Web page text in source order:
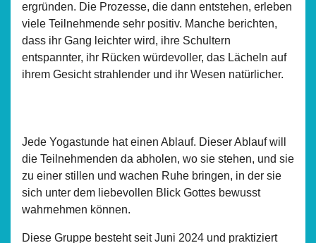
ergründen. Die Prozesse, die dann entstehen, erleben
viele Teilnehmende sehr positiv. Manche berichten,
dass ihr Gang leichter wird, ihre Schultern
entspannter, ihr Rücken würdevoller, das Lächeln auf
ihrem Gesicht strahlender und ihr Wesen natürlicher.
Jede Yogastunde hat einen Ablauf. Dieser Ablauf will
die Teilnehmenden da abholen, wo sie stehen, und sie
zu einer stillen und wachen Ruhe bringen, in der sie
sich unter dem liebevollen Blick Gottes bewusst
wahrnehmen können.
Diese Gruppe besteht seit Juni 2024 und praktiziert